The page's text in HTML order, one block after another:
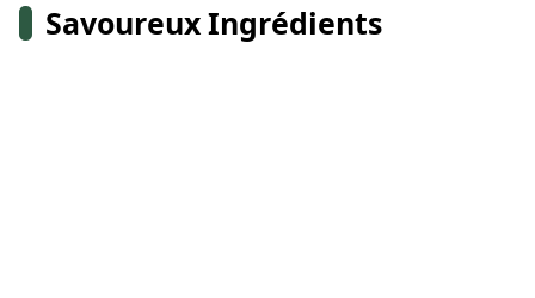
Savoureux Ingrédients